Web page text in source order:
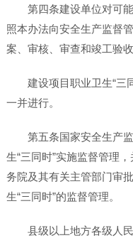
第四条建设单位对可
照本办法向安全生产监督
案、审核、审查和竣工验收
建设项目职业卫生“三
一并进行。
第五条国家安全生产
生“三同时”实施监督管理
务院及其有关主管部门审
生“三同时”的监督管理。
县级以上地方各级人